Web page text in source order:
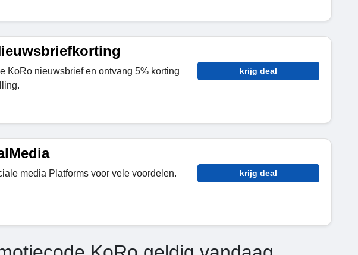
KoRo nieuwsbrief en ontvang 5% korting
krijg deal
media Platforms voor vele voordelen. krijg deal